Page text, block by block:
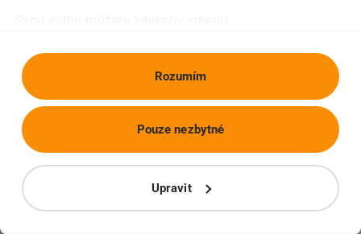
Rozumím
Upravit
Pouze nezbytné